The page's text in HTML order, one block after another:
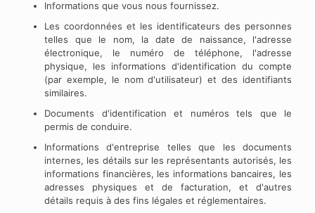
Informations que vous nous fournissez.
Les coordonnées et les identificateurs des personnes
telles que le nom, la date de naissance, l'adresse
électronique, le numéro de téléphone, l'adresse
physique, les informations d'identification du compte
(par exemple, le nom d'utilisateur) et des identifiants
similaires.
Documents d'identification et numéros tels que le
permis de conduire.
Informations d'entreprise telles que les documents
internes, les détails sur les représentants autorisés, les
informations financières, les informations bancaires, les
adresses physiques et de facturation, et d'autres
détails requis à des fins légales et réglementaires.